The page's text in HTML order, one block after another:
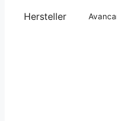
Hersteller